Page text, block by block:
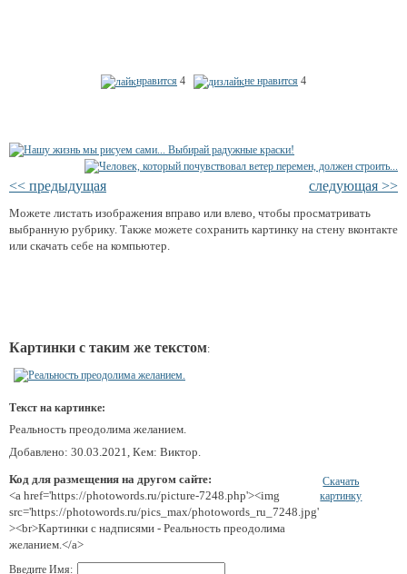
нравится 4 не нравится 4
<< предыдущая следующая >>
Можете листать изображения вправо или влево, чтобы просматривать
выбранную рубрику. Также можете сохранить картинку на стену вконтакте
или скачать себе на компьютер.
Картинки с таким же текстом:
Текст на картинке:
Реальность преодолима желанием.
Добавлено: 30.03.2021, Кем: Виктор.
Код для размещения на другом сайте:
<a href='https://photowords.ru/picture-7248.php'><img
src='https://photowords.ru/pics_max/photowords_ru_7248.jpg'
><br>Картинки с надписями - Реальность преодолима
желанием.</a>
Скачать
картинку
Введите Имя: